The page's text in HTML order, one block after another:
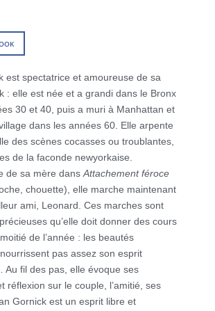
est spectatrice et amoureuse de sa
: elle est née et a grandi dans le Bronx
30 et 40, puis a muri à Manhattan et
dans les années 60. Elle arpente
des scènes cocasses ou troublantes,
de la faconde newyorkaise.
de sa mère dansAttachement féroce
chouette), elle marche maintenant
ami, Leonard. Ces marches sont
qu’elle doit donner des cours
de l’année : les beautés
pas assez son esprit
Au fil des pas, elle évoque ses
réflexion sur le couple, l’amitié, ses
Gornick est un esprit libre et